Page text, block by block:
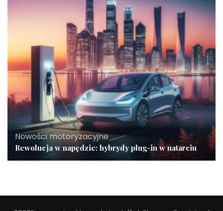
Nowości motoryzacyjne
Rewolucja w napędzie: hybrydy plug-in w natarciu